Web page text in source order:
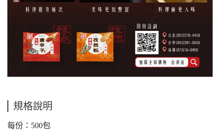
規格說明
每份：500包